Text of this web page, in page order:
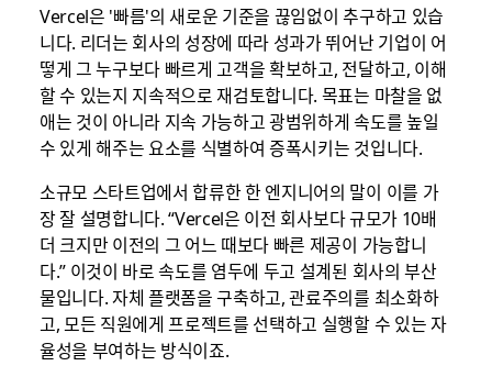
Vercel은 '빠름'의 새로운 기준을 끊임없이 추구하고 있습
니다. 리더는 회사의 성장에 따라 성과가 뛰어난 기업이 어
떻게 그 누구보다 빠르게 고객을 확보하고, 전달하고, 이해
할 수 있는지 지속적으로 재검토합니다. 목표는 마찰을 없
애는 것이 아니라 지속 가능하고 광범위하게 속도를 높일
수 있게 해주는 요소를 식별하여 증폭시키는 것입니다.
소규모 스타트업에서 합류한 한 엔지니어의 말이 이를 가
장 잘 설명합니다. “Vercel은 이전 회사보다 규모가 10배
더 크지만 이전의 그 어느 때보다 빠른 제공이 가능합니
다.” 이것이 바로 속도를 염두에 두고 설계된 회사의 부산
물입니다. 자체 플랫폼을 구축하고, 관료주의를 최소화하
고, 모든 직원에게 프로젝트를 선택하고 실행할 수 있는 자
율성을 부여하는 방식이죠.